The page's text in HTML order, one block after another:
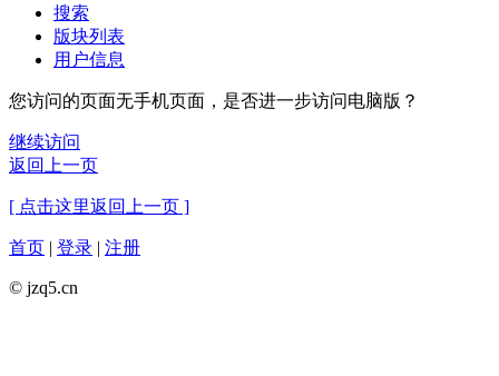
搜索
版块列表
用户信息
您访问的页面无手机页面，是否进一步访问电脑版？
继续访问
返回上一页
[ 点击这里返回上一页 ]
首页 | 登录 | 注册
© jzq5.cn